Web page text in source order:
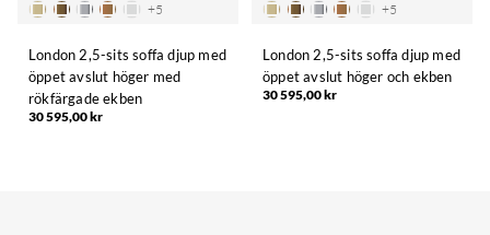
+5
London 2,5-sits soffa djup med
öppet avslut höger med
rökfärgade ekben
30 595,00 kr
+5
London 2,5-sits soffa djup med
öppet avslut höger och ekben
30 595,00 kr